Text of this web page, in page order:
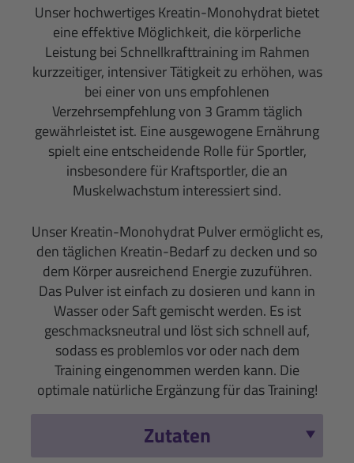
Unser hochwertiges Kreatin-Monohydrat bietet
eine effektive Möglichkeit, die körperliche
Leistung bei Schnellkrafttraining im Rahmen
kurzzeitiger, intensiver Tätigkeit zu erhöhen, was
bei einer von uns empfohlenen
Verzehrsempfehlung von 3 Gramm täglich
gewährleistet ist. Eine ausgewogene Ernährung
spielt eine entscheidende Rolle für Sportler,
insbesondere für Kraftsportler, die an
Muskelwachstum interessiert sind.
Unser Kreatin-Monohydrat Pulver ermöglicht es,
den täglichen Kreatin-Bedarf zu decken und so
dem Körper ausreichend Energie zuzuführen.
Das Pulver ist einfach zu dosieren und kann in
Wasser oder Saft gemischt werden. Es ist
geschmacksneutral und löst sich schnell auf,
sodass es problemlos vor oder nach dem
Training eingenommen werden kann. Die
optimale natürliche Ergänzung für das Training!
Zutaten